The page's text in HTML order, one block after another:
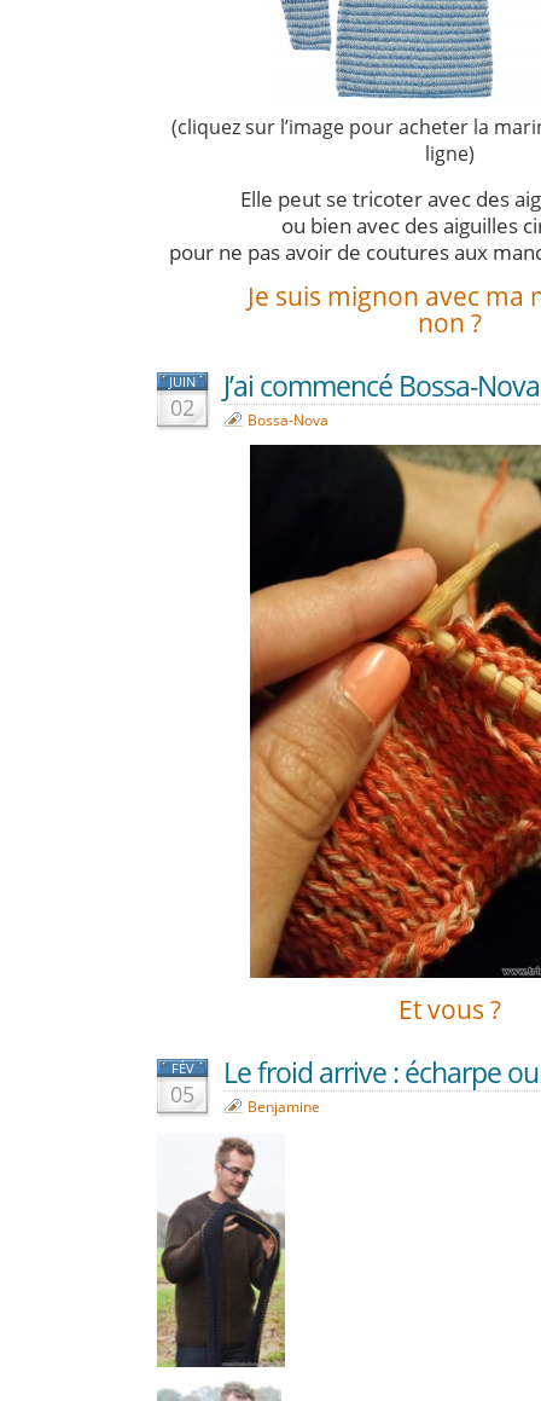
(cliquez sur l’image pour acheter la
ligne)
Elle peut se tricoter avec des
ou bien avec des aiguilles
pour ne pas avoir de coutures aux
Je suis mignon avec ma
non ?
JUIN
02
J’ai commencé Bossa-
Bossa-Nova
Et vous ?
FÉV
05
Le froid arrive : écharpe
Benjamine